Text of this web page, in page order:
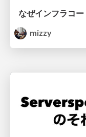
mizzy